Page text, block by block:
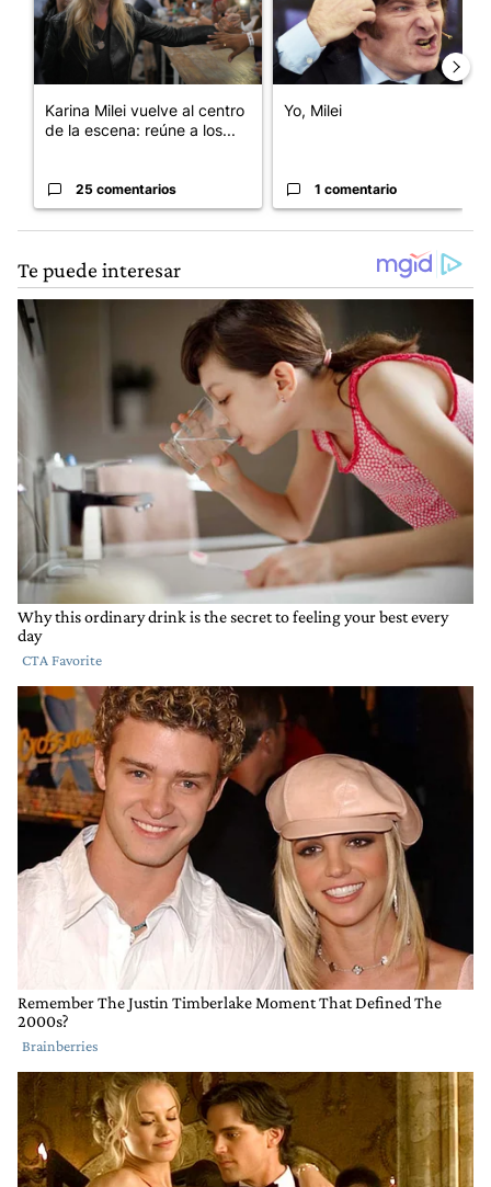
Karina Milei vuelve al centro
de la escena: reúne a los...
25 comentarios
Yo, Milei
1 comentario